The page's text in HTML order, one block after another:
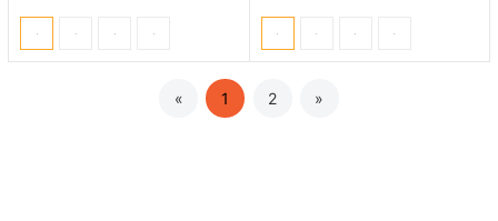
« 1 2 »